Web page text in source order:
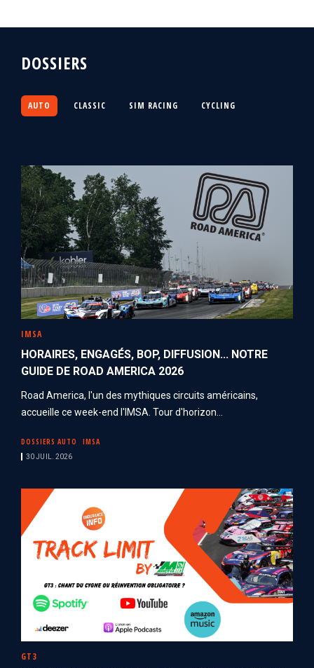
DOSSIERS
AUTO CLASSIC SIM RACING CYCLING
IMSA
HORAIRES, ENGAGÉS, BOP, DIFFUSION... NOTRE
GUIDE DE ROAD AMERICA 2026
Road America, l'un des mythiques circuits américains,
accueille ce week-end l'IMSA. Tour d'horizon...
DOSSIERS AUTO IMSA
30 JUIL. 2026
GT3